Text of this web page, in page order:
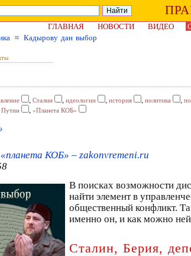
ГЛАВНАЯ
НОВОСТИ ВИДЕО
≈ Кадырову дан выбор
, Сталин , идеологии , история , политика ,
Путин , «Планета КОБ»
КОБ» – zakonvremeni.ru
В поисках возможности
найти элемент в
общественный конфликт.
именно он, и как можно
Сталин, Берия,